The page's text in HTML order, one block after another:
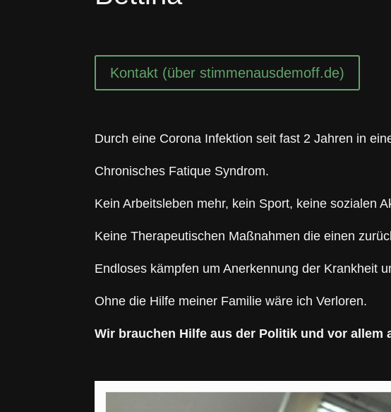
Kontakt (über stimmenausdemoff.de)
Durch eine Corona Infektion seit fast 2 Jahren in
Chronisches Fatique Syndrom.
Kein Arbeitsleben mehr, kein Sport, keine sozialen
Keine Therapeutischen Maßnahmen die einen
Endloses kämpfen um Anerkennung der Krankheit
Ohne die Hilfe meiner Familie wäre ich Verloren.
Wir brauchen Hilfe aus der Politik und vor allem